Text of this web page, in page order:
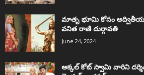
మాతృ భూమి కోసం
వనిత రాణి దుర్గావతి
June 24, 2024
అక్కల్‌ కోట్‌ స్వామి వారిని